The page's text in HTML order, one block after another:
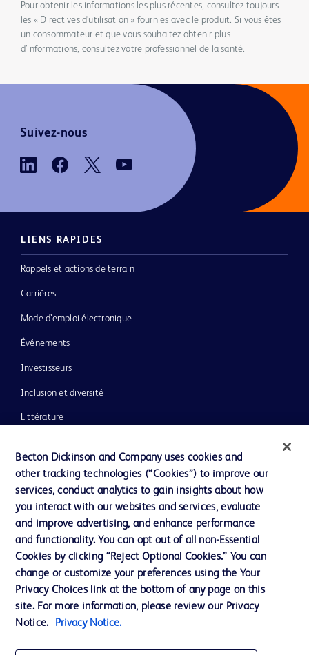
Pour obtenir les informations les plus récentes, consultez toujours
les « Directives d’utilisation » fournies avec le produit. Si vous êtes
un consommateur et que vous souhaitez obtenir plus
d’informations, consultez votre professionnel de la santé.
Suivez-nous
LIENS RAPIDES
Rappels et actions de terrain
Carrières
Mode d’emploi électronique
Événements
Investisseurs
Inclusion et diversité
Littérature
Notre entreprise
Éthique et conformité
Assistance
Nous contacter
Préférences en matière de cookies
Confidentialité
Becton Dickinson and Company uses cookies and
other tracking technologies (“Cookies”) to improve our
services, conduct analytics to gain insights about how
you interact with our websites and services, evaluate
and improve advertising, and enhance performance
and functionality. You can opt out of all non-Essential
Cookies by clicking “Reject Optional Cookies.” You can
change or customize your preferences using the Your
Privacy Choices link at the bottom of any page on this
site. For more information, please review our Privacy
Notice.
Privacy Notice.